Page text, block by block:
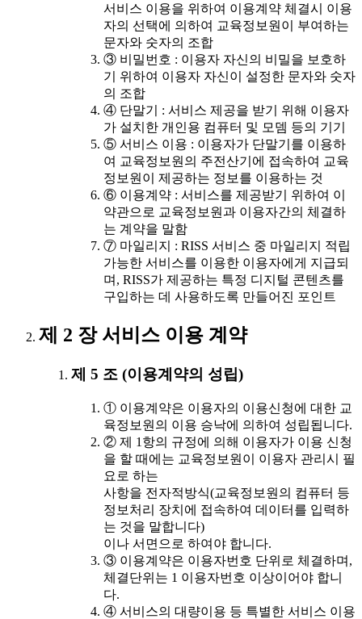
서비스 이용을 위하여 이용계약 체결시 이용
자의 선택에 의하여 교육정보원이 부여하는
문자와 숫자의 조합
③ 비밀번호 : 이용자 자신의 비밀을 보호하
기 위하여 이용자 자신이 설정한 문자와 숫자
의 조합
④ 단말기 : 서비스 제공을 받기 위해 이용자
가 설치한 개인용 컴퓨터 및 모뎀 등의 기기
⑤ 서비스 이용 : 이용자가 단말기를 이용하
여 교육정보원의 주전산기에 접속하여 교육
정보원이 제공하는 정보를 이용하는 것
⑥ 이용계약 : 서비스를 제공받기 위하여 이
약관으로 교육정보원과 이용자간의 체결하
는 계약을 말함
⑦ 마일리지 : RISS 서비스 중 마일리지 적립
가능한 서비스를 이용한 이용자에게 지급되
며, RISS가 제공하는 특정 디지털 콘텐츠를
구입하는 데 사용하도록 만들어진 포인트
제 2 장 서비스 이용 계약
제 5 조 (이용계약의 성립)
① 이용계약은 이용자의 이용신청에 대한 교
육정보원의 이용 승낙에 의하여 성립됩니다.
② 제 1항의 규정에 의해 이용자가 이용 신청
을 할 때에는 교육정보원이 이용자 관리시 필
요로 하는
사항을 전자적방식(교육정보원의 컴퓨터 등
정보처리 장치에 접속하여 데이터를 입력하
는 것을 말합니다)
이나 서면으로 하여야 합니다.
③ 이용계약은 이용자번호 단위로 체결하며,
체결단위는 1 이용자번호 이상이어야 합니
다.
④ 서비스의 대량이용 등 특별한 서비스 이용